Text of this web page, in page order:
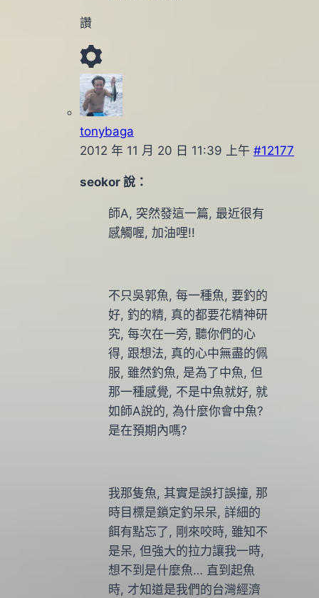
讚
tonybaga
2012 年 11 月 20 日 11:39 上午 #12177
seokor 說：
師A, 突然發這一篇, 最近很有
感觸喔, 加油哩!!
不只吳郭魚, 每一種魚, 要釣的
好, 釣的精, 真的都要花精神研
究, 每次在一旁, 聽你們的心
得, 跟想法, 真的心中無盡的佩
服, 雖然釣魚, 是為了中魚, 但
那一種感覺, 不是中魚就好, 就
如師A說的, 為什麼你會中魚?
是在預期內嗎?
我那隻魚, 其實是誤打誤撞, 那
時目標是鎖定釣呆呆, 詳細的
餌有點忘了, 剛來咬時, 雖知不
是呆, 但強大的拉力讓我一時,
想不到是什麼魚… 直到起魚
時, 才知道是我們的台灣經濟